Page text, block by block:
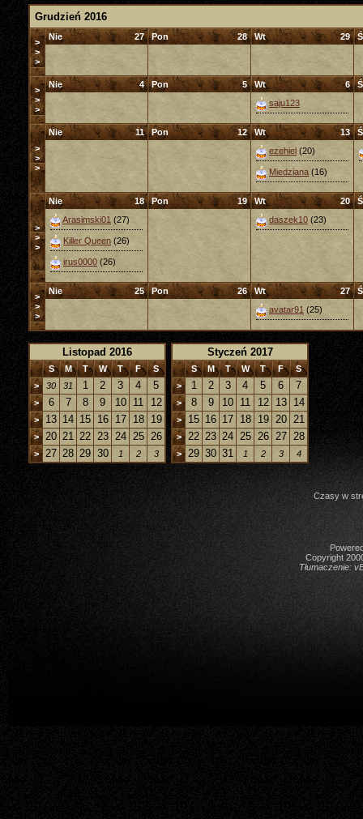
Grudzień 2016
>
>
>
27
Nie 28
Pon 29
Wt
>
>
>
4
Nie 5
Pon 6
Wt
saju123
>
>
>
11
Nie 12
Pon 13
Wt
ezehiel (20)
Miedziana (16)
>
>
>
18
Nie
Arasimski01 (27)
Killer Queen (26)
irus0000 (26)
19
Pon 20
Wt
daszek10 (23)
>
>
>
25
Nie 26
Pon 27
Wt
avatar91 (25)
Listopad 2016
S M T W T F
S
>
30 31 1 2 3 4 5
> 6 7 8 9 10 11 12
> 13 14 15 16 17 18 19
> 20 21 22 23 24 25 26
> 27 28 29 30 1 2 3
Styczeń 2017
S M T W T F
S
>
1 2 3 4 5 6 7
> 8 9 10 11 12 13 14
> 15 16 17 18 19 20 21
> 22 23 24 25 26 27 28
> 29 30 31 1 2 3 4
Czasy w
Copyright
Tłumaczenie: